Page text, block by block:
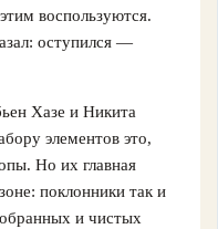
воспользуются.
оступился —
Хазе и Никита
элементов это,
Но их главная
поклонники так и
и чистых